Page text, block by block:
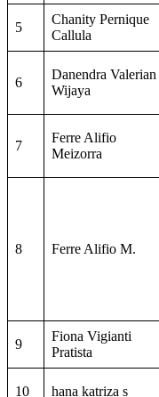
5
Chanity Pernique
Callula
6
Danendra Valerian
Wijaya
7
Ferre Alifio
Meizorra
8 Ferre Alifio M.
9
Fiona Vigianti
Pratista
10 hana katriza s